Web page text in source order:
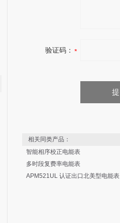
验证码：
相关同类产品：
智能相序校正电能表
多时段复费率电能表
APM521UL 认证出口北美型电能表